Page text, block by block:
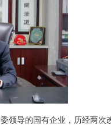
领导的国有企业，历经两